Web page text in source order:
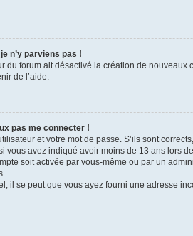
n’y parviens pas !
du forum ait désactivé la création de
de l’aide.
pas me connecter !
et votre mot de passe. S’ils sont
vous avez indiqué avoir moins de 13 ans lors
soit activée par vous-même ou par un
il se peut que vous ayez fourni une adresse